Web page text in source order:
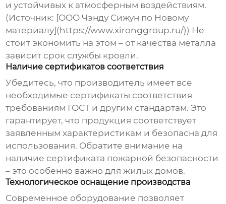
и устойчивых к атмосферным воздействиям.
(Источник: [ООО Чэнду Сижун по Новому
материалу](https://www.xironggroup.ru/)) Не
стоит экономить на этом – от качества металла
зависит срок службы кровли.
Наличие сертификатов соответствия
Убедитесь, что производитель имеет все
необходимые сертификаты соответствия
требованиям ГОСТ и другим стандартам. Это
гарантирует, что продукция соответствует
заявленным характеристикам и безопасна для
использования. Обратите внимание на
наличие сертификата пожарной безопасности
– это особенно важно для жилых домов.
Технологическое оснащение производства
Современное оборудование позволяет